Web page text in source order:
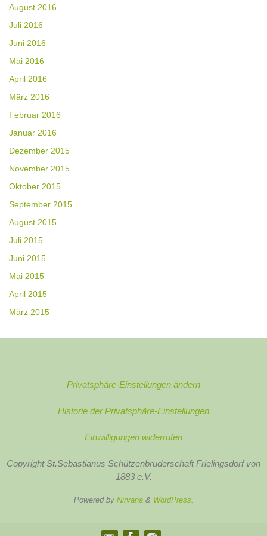
August 2016
Juli 2016
Juni 2016
Mai 2016
April 2016
März 2016
Februar 2016
Januar 2016
Dezember 2015
November 2015
Oktober 2015
September 2015
August 2015
Juli 2015
Juni 2015
Mai 2015
April 2015
März 2015
Privatsphäre-Einstellungen ändern
Historie der Privatsphäre-Einstellungen
Einwilligungen widerrufen
Copyright St.Sebastianus Schützenbruderschaft Frielingsdorf von
1883 e.V.
Powered by Nirvana& WordPress.